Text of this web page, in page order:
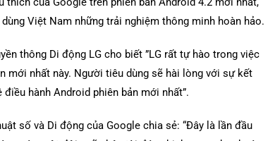
Việt Nam những trải nghiệm thông minh hoàn hảo.
thông Di động LG cho biết ”LG rất tự hào trong việc
mới nhất này. Người tiêu dùng sẽ hài lòng với sự kết
hành Android phiên bản mới nhất”.
số và Di động của Google chia sẻ: “Đây là lần đầu